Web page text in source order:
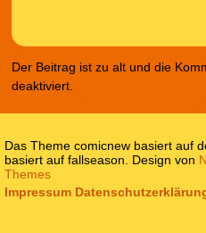
Der Beitrag ist zu alt und die
deaktiviert.
Impressum
Das Theme comicnew basiert auf
basiert auf fallseason. Design von
Themes